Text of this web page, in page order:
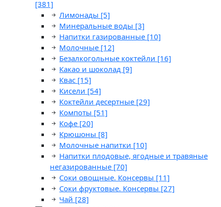
[381]
Лимонады [5]
Минеральные воды [3]
Напитки газированные [10]
Молочные [12]
Безалкогольные коктейли [16]
Какао и шоколад [9]
Квас [15]
Кисели [54]
Коктейли десертные [29]
Компоты [51]
Кофе [20]
Крюшоны [8]
Молочные напитки [10]
Напитки плодовые, ягодные и травяные
негазированные [70]
Соки овощные. Консервы [11]
Соки фруктовые. Консервы [27]
Чай [28]